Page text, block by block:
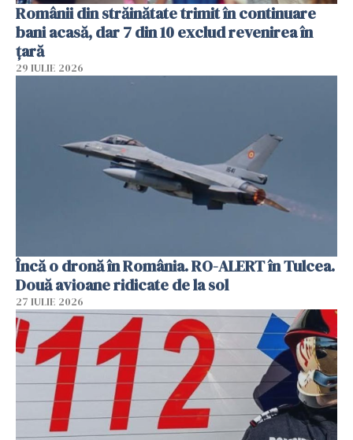
Românii din străinătate trimit în continuare
bani acasă, dar 7 din 10 exclud revenirea în
țară
29 IULIE 2026
Încă o dronă în România. RO-ALERT în Tulcea.
Două avioane ridicate de la sol
27 IULIE 2026